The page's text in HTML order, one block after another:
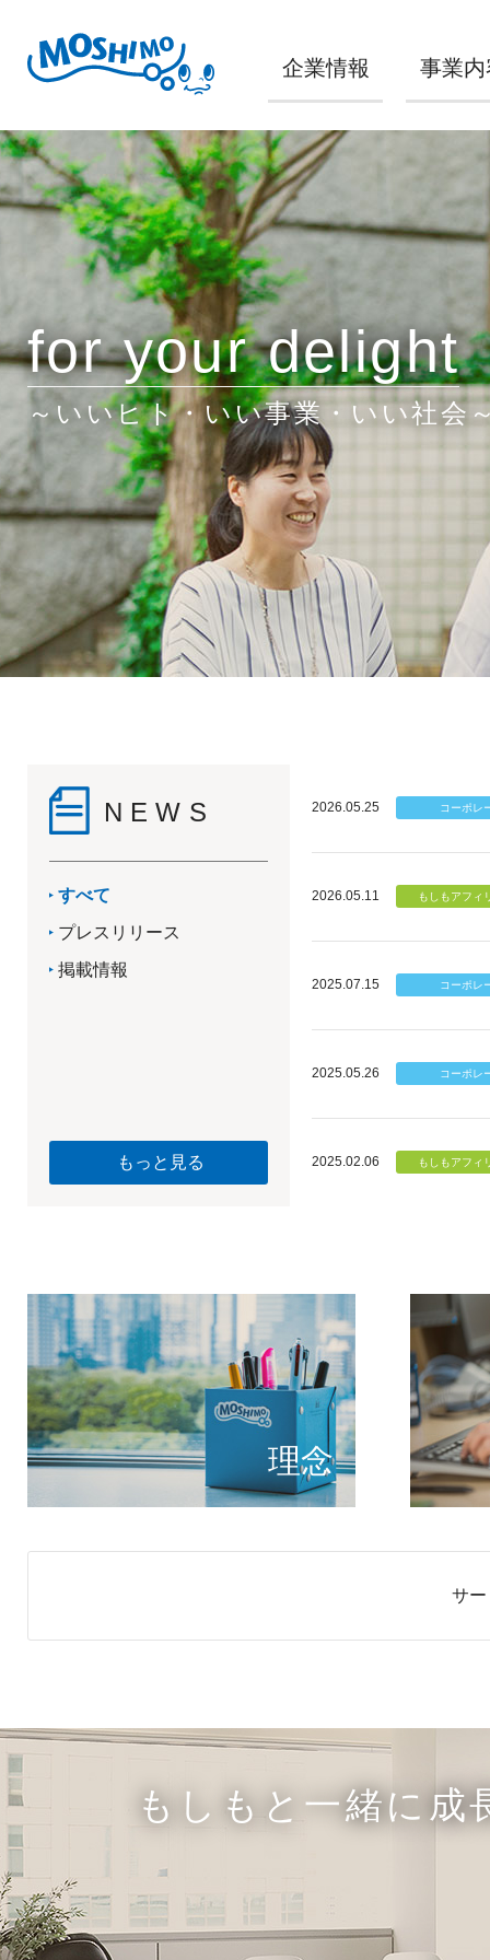
企業情報 事業内
for your delight
～いいヒト・いい事業・いい社会
NEWS
すべて
プレスリリース
掲載情報
もっと見る
2026.05.25
2026.05.11
2025.07.15
2025.05.26
2025.02.06
理念
個のチ
もしもが描く未
サ
もしもと一緒に成